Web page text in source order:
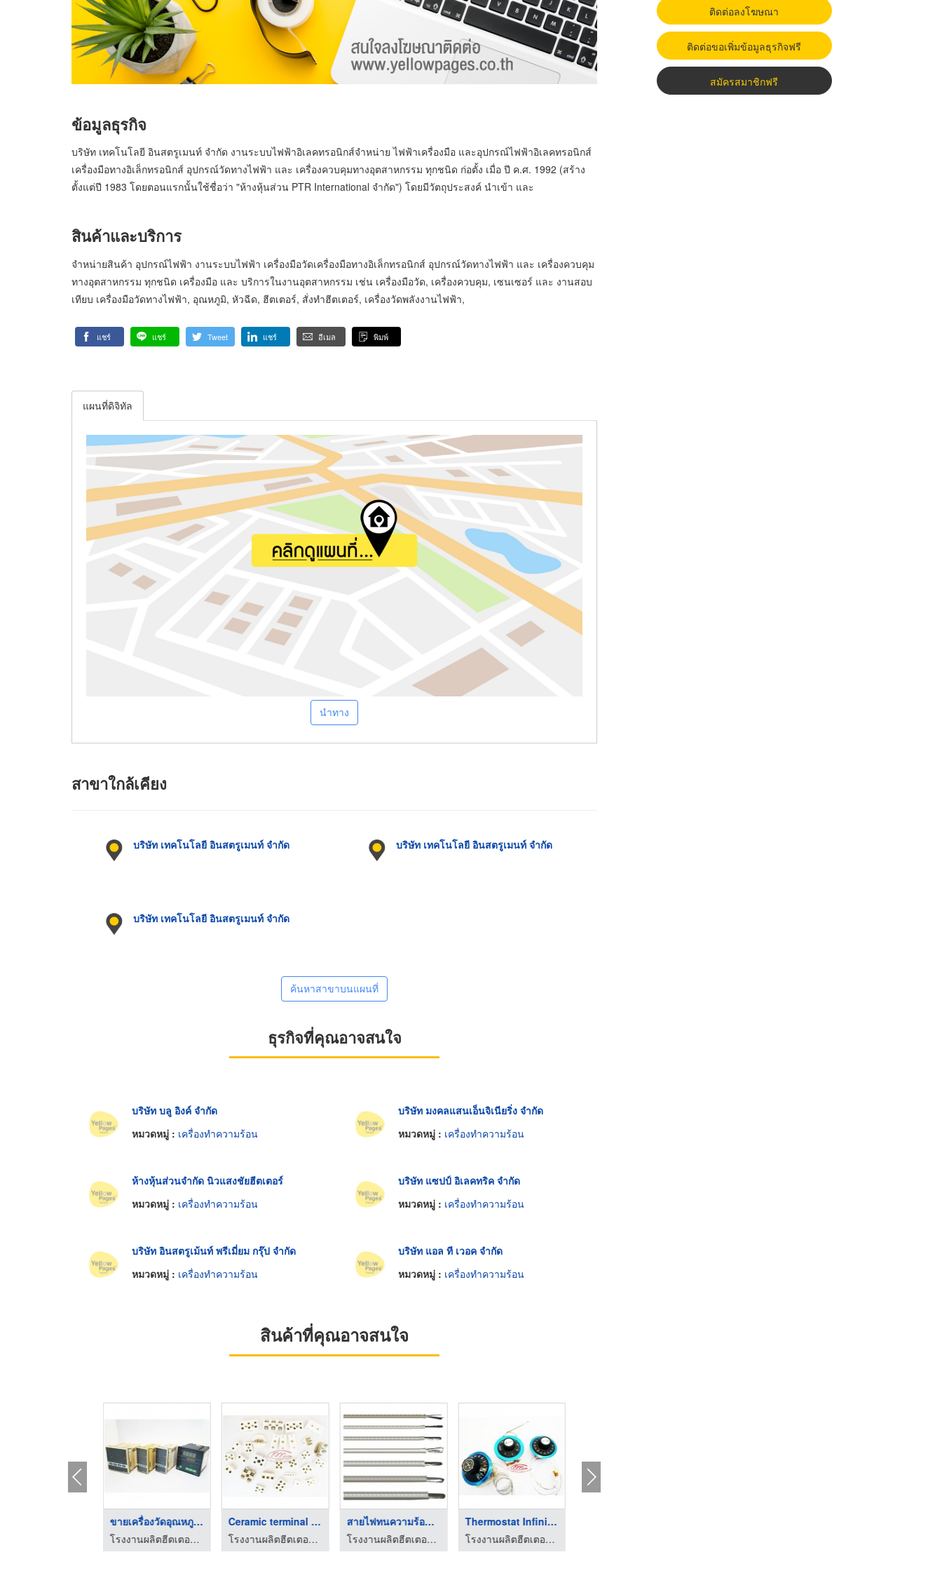
ข้อมูลธุรกิจ
บริษัท เทคโนโลยี อินสตรูเมนท์ จำกัด งานระบบไฟฟ้าอิเลคทรอนิกส์จำหน่าย ไฟฟ้าเครื่องมือ และอุปกรณ์ไฟฟ้าอิเลคทรอนิกส์
เครื่องมือทางอิเล็กทรอนิกส์ อุปกรณ์วัดทางไฟฟ้า และ เครื่องควบคุมทางอุตสาหกรรม ทุกชนิด ก่อตั้ง เมื่อ ปี ค.ศ. 1992 (สร้าง
ตั้งแต่ปี 1983 โดยตอนแรกนั้นใช้ชื่อว่า "ห้างหุ้นส่วน PTR International จำกัด") โดยมีวัตถุประสงค์ นำเข้า และ
สินค้าและบริการ
จำหน่ายสินค้า อุปกรณ์ไฟฟ้า งานระบบไฟฟ้า เครื่องมือวัดเครื่องมือทางอิเล็กทรอนิกส์ อุปกรณ์วัดทางไฟฟ้า และ เครื่องควบคุม
ทางอุตสาหกรรม ทุกชนิด เครื่องมือ และ บริการในงานอุตสาหกรรม เช่น เครื่องมือวัด, เครื่องควบคุม, เซนเซอร์ และ งานสอบ
เทียบ เครื่องมือวัดทางไฟฟ้า, อุณหภูมิ, หัวฉีด, ฮีตเตอร์, สั่งทำฮีตเตอร์, เครื่องวัดพลังงานไฟฟ้า,
แชร์ แชร์ Tweet แชร์ อีเมล พิมพ์
แผนที่ดิจิทัล
นำทาง
สาขาใกล้เคียง
บริษัท เทคโนโลยี อินสตรูเมนท์ จำกัด บริษัท เทคโนโลยี อินสตรูเมนท์ จำกัด
บริษัท เทคโนโลยี อินสตรูเมนท์ จำกัด
ค้นหาสาขาบนแผนที่
ธุรกิจที่คุณอาจสนใจ
บริษัท บลู อิงค์ จำกัด
หมวดหมู่ : เครื่องทำความร้อน
บริษัท มงคลแสนเอ็นจิเนียริ่ง จำกัด
หมวดหมู่ : เครื่องทำความร้อน
ห้างหุ้นส่วนจำกัด นิวแสงชัยฮีตเตอร์
หมวดหมู่ : เครื่องทำความร้อน
บริษัท แซปป์ อิเลคทริค จำกัด
หมวดหมู่ : เครื่องทำความร้อน
บริษัท อินสตรูเม้นท์ พรีเมี่ยม กรุ๊ป จำกัด
หมวดหมู่ : เครื่องทำความร้อน
บริษัท แอล ที เวอค จำกัด
หมวดหมู่ : เครื่องทำความร้อน
สินค้าที่คุณอาจสนใจ
ขายเครื่องวัดอุณหภูม ...
โรงงานผลิตฮีตเตอร์ heater เค วี เอ็ม ฮีทติ้ง เอลเลอเม้นท์
Ceramic terminal บล็ ...
โรงงานผลิตฮีตเตอร์ heater เค วี เอ็ม ฮีทติ้ง เอลเลอเม้นท์
สายไฟทนความร้อน (He ...
โรงงานผลิตฮีตเตอร์ heater เค วี เอ็ม ฮีทติ้ง เอลเลอเม้นท์
Thermostat Infinite ...
โรงงานผลิตฮีตเตอร์ heater เค วี เอ็ม ฮีทติ้ง เอลเลอเม้นท์
ติดต่อลงโฆษณา
ติดต่อขอเพิ่มข้อมูลธุรกิจฟรี
สมัครสมาชิกฟรี